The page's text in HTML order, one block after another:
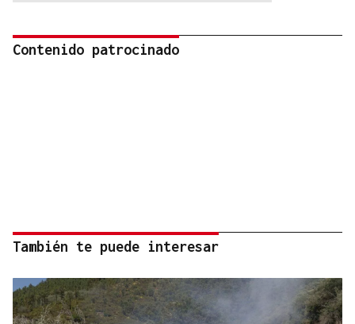
Contenido patrocinado
También te puede interesar